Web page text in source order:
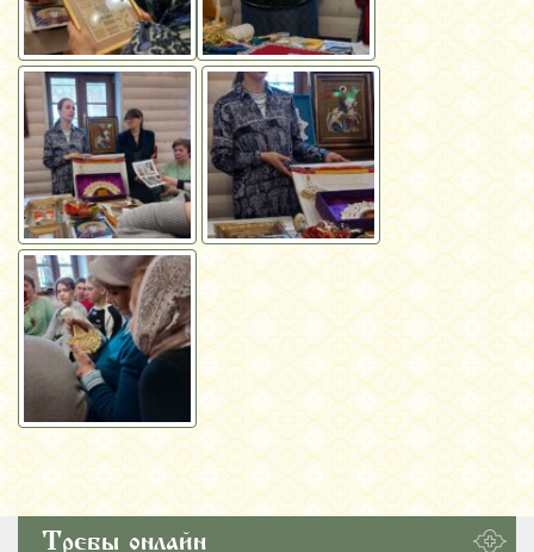
Требы онлайн